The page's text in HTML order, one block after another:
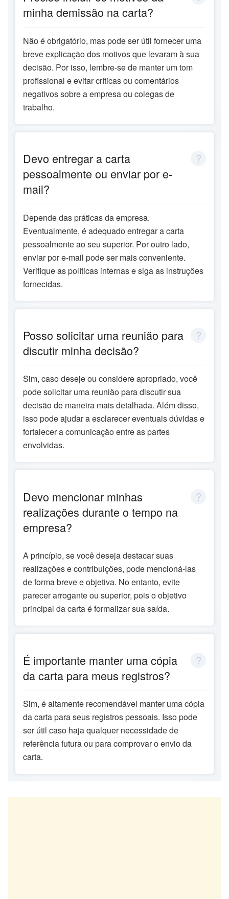
minha demissão na carta?
Não é obrigatório, mas pode ser útil fornecer uma
breve explicação dos motivos que levaram à sua
decisão. Por isso, lembre-se de manter um tom
profissional e evitar críticas ou comentários
negativos sobre a empresa ou colegas de
trabalho.
Devo entregar a carta
pessoalmente ou enviar por e-
mail?
Depende das práticas da empresa.
Eventualmente, é adequado entregar a carta
pessoalmente ao seu superior. Por outro lado,
enviar por e-mail pode ser mais conveniente.
Verifique as políticas internas e siga as instruções
fornecidas.
Posso solicitar uma reunião para
discutir minha decisão?
Sim, caso deseje ou considere apropriado, você
pode solicitar uma reunião para discutir sua
decisão de maneira mais detalhada. Além disso,
isso pode ajudar a esclarecer eventuais dúvidas e
fortalecer a comunicação entre as partes
envolvidas.
Devo mencionar minhas
realizações durante o tempo na
empresa?
A princípio, se você deseja destacar suas
realizações e contribuições, pode mencioná-las
de forma breve e objetiva. No entanto, evite
parecer arrogante ou superior, pois o objetivo
principal da carta é formalizar sua saída.
É importante manter uma cópia
da carta para meus registros?
Sim, é altamente recomendável manter uma cópia
da carta para seus registros pessoais. Isso pode
ser útil caso haja qualquer necessidade de
referência futura ou para comprovar o envio da
carta.